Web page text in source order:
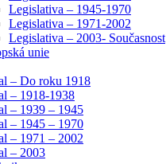
Legislativa – 1945-1970
Legislativa – 1971-2002
Legislativa – 2003- Současnost
unie
– Do roku 1918
– 1918-1938
– 1939 – 1945
– 1945 – 1970
– 1971 – 2002
– 2003